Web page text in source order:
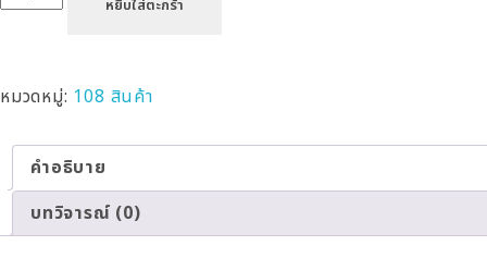
หยิบใส่ตะกร้า
หมวดหมู่: 108 สินค้า
คำอธิบาย
บทวิจารณ์ (0)